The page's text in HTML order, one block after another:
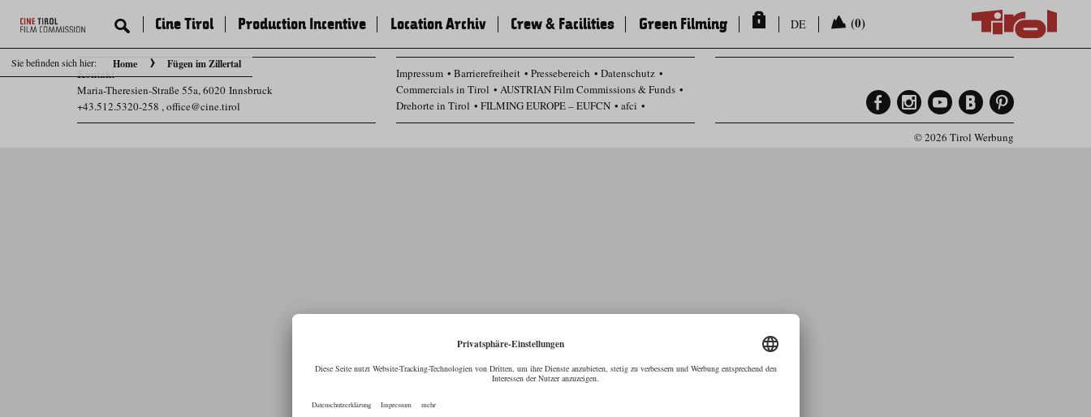
Sie befinden sich hier: Home Fügen im Zillertal
Cine Tirol Production Incentive Location Archiv Crew & Facilities Green Filming DE (0)
Kontakt
Maria-Theresien-Straße 55a, 6020 Innsbruck
+43.512.5320-258 ,office@cine.tirol
Impressum Barrierefreiheit Pressebereich
Datenschutz
Commercials in Tirol
AUSTRIAN Film Commissions & Funds
Drehorte in Tirol
FILMING EUROPE – EUFCN
afci
Datenschutz Einstellungen
© 2026 Tirol Werbung